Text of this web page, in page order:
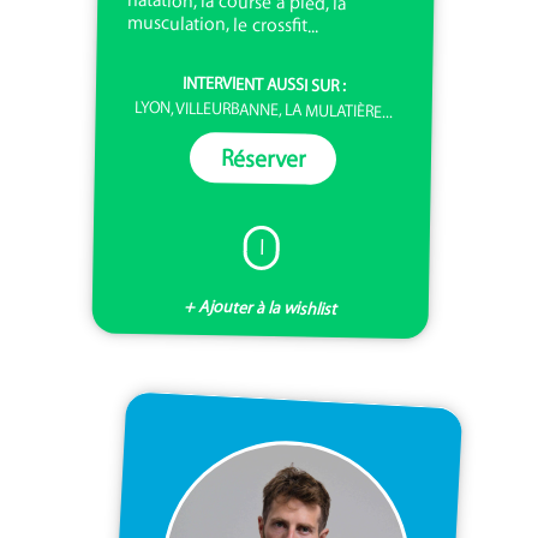
musculation, le crossfit...
INTERVIENT AUSSI SUR :
LYON, VILLEURBANNE, LA MULATIÈRE...
Réserver
I
+ Ajouter à la wishlist